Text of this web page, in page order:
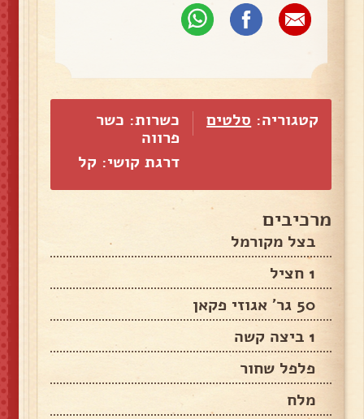
קטגוריה: סלטים
כשרות: כשר
פרווה
דרגת קושי: קל
מרכיבים
בצל מקורמל
1 חציל
50 גר' אגוזי פקאן
1 ביצה קשה
פלפל שחור
מלח